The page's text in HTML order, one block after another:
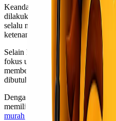
Keandalan adalah prioritas
dilakukan secara terjadwal
selalu mengetahui status
ketenangan pikiran saat
Selain harga yang kompetitif,
fokus utama kami. Tim support
memberikan informasi terkait
dibutuhkan.
Dengan semua keuntungan ini,
memilih Lionel Express sebagai
murah via laut Jakarta Medan .